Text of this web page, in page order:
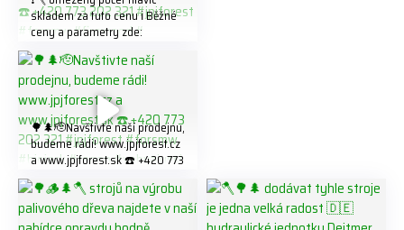
skladem za tuto cenu ℹ️ Běžné
ceny a parametry zde:
K8W5t7i6o ☎️ +420 773 202
321 #jpjforest #forsmw
#firewood #
🌳🌲🫡Navštivte naší prodejnu,
budeme rádi! www.jpjforest.cz
a www.jpjforest.sk ☎️ +420 773
#biojack #regon #vahvajussi